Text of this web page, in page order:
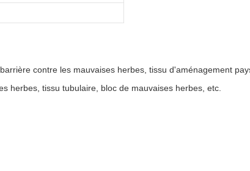
contre les mauvaises herbes, tissu d'aménagement
herbes, tissu tubulaire, bloc de mauvaises herbes, etc.